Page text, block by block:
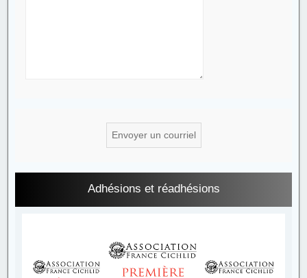
Adhésions et réadhésions